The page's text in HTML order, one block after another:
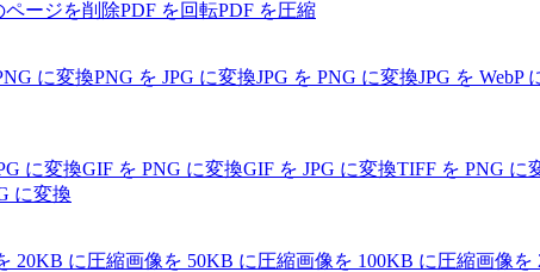
ページを削除PDF を回転PDF を圧縮
に変換PNG を JPG に変換JPG を PNG に変換JPG を WebP
に変換GIF を PNG に変換GIF を JPG に変換TIFF を PNG に
に変換
20KB に圧縮画像を 50KB に圧縮画像を 100KB に圧縮画像を